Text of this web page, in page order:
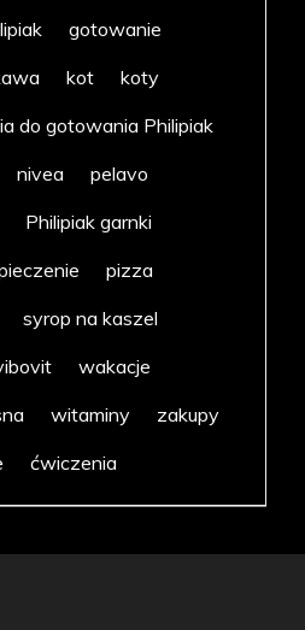
gotowanie
kot
koty
do gotowania Philipiak
nivea
pelavo
Philipiak garnki
pizza
syrop na kaszel
wakacje
witaminy
zakupy
ćwiczenia